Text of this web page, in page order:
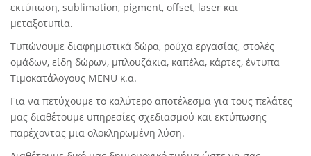
εκτύπωση, sublimation, pigment, offset, laser και
μεταξοτυπία.
Τυπώνουμε διαφημιστικά δώρα, ρούχα εργασίας, στολές
ομάδων, είδη δώρων, μπλουζάκια, καπέλα, κάρτες, έντυπα
Τιμοκατάλογους MENU κ.α.
Για να πετύχουμε το καλύτερο αποτέλεσμα για τους πελάτες
μας διαθέτουμε υπηρεσίες σχεδιασμού και εκτύπωσης
παρέχοντας μια ολοκληρωμένη λύση.